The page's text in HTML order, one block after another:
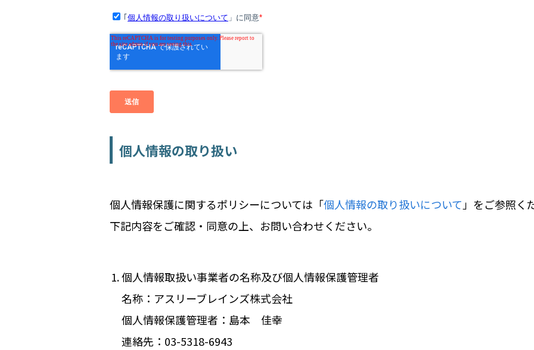
個人情報の取り扱い
個人情報保護に関するポリシーについては「個人情報の取り扱いについて」をご参照く
下記内容をご確認・同意の上、お問い合わせください。
個人情報取扱い事業者の名称及び個人情報保護管理者
名称：アスリーブレインズ株式会社
個人情報保護管理者：島本 佳幸
連絡先：03-5318-6943